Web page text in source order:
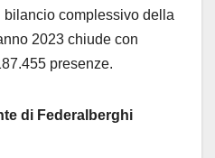
bilancio complessivo della
2023 chiude con
presenze.
di Federalberghi